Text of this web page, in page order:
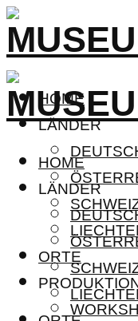
HOME
LÄNDER
ORTE
HOME
LÄNDER